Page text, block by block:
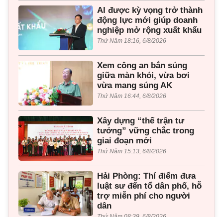
AI được kỳ vọng trở thành
động lực mới giúp doanh
nghiệp mở rộng xuất khẩu
Thứ Năm 18:16, 6/8/2026
Xem công an bắn súng
giữa màn khói, vừa bơi
vừa mang súng AK
Thứ Năm 16:44, 6/8/2026
Xây dựng “thế trận tư
tưởng” vững chắc trong
giai đoạn mới
Thứ Năm 15:13, 6/8/2026
Hải Phòng: Thí điểm đưa
luật sư đến tổ dân phố, hỗ
trợ miễn phí cho người
dân